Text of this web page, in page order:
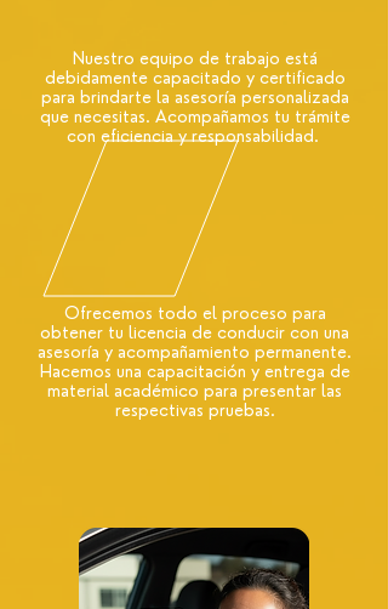
Nuestro equipo de trabajo está
debidamente capacitado y certificado
para brindarte la asesoría personalizada
que necesitas. Acompañamos tu trámite
con eficiencia y responsabilidad.
Ofrecemos todo el proceso para
obtener tu licencia de conducir con una
asesoría y acompañamiento permanente.
Hacemos una capacitación y entrega de
material académico para presentar las
respectivas pruebas.